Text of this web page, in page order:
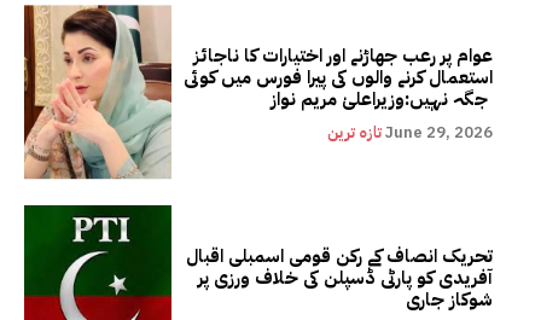
عوام پر رعب جھاڑنے اور اختیارات کا ناجائز
استعمال کرنے والوں کی پیرا فورس میں کوئی
تازہ ترینJune 29, 2026
تحریک انصاف کے رکن قومی اسمبلی اقبال
آفریدی کو پارٹی ڈسپلن کی خلاف ورزی پر
شوکاز جاری